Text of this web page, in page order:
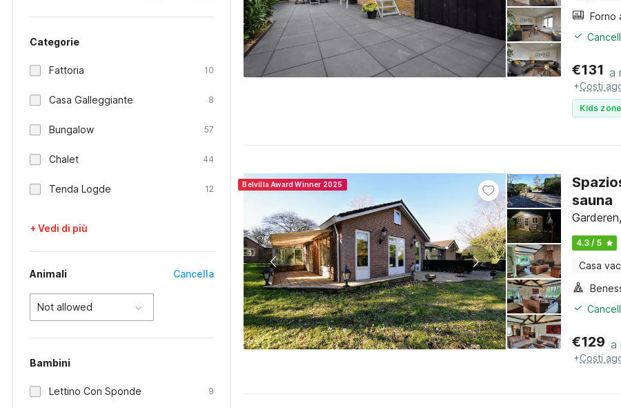
Categorie
Fattoria 10
Casa Galleggiante 8
Bungalow 57
Chalet 44
Tenda Logde 12
+ Vedi di più
Animali Cancella
Not allowed
Bambini
Lettino Con Sponde 9
€131 a
+Costi
Kids
Belvilla Award Winner 2025
sauna
4.3 / 5
Casa
€129 a
+Costi